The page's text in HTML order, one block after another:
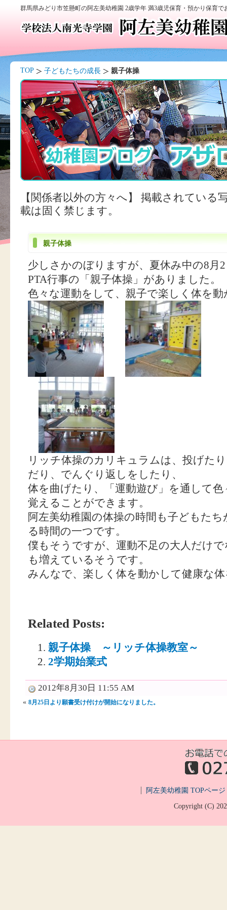
群馬県みどり市笠懸町の阿左美幼稚園 2歳学年 満3歳児保育・預かり保育
TOP 子どもたちの成長 親子体操
【関係者以外の方々へ】 掲載されている
載は固く禁じます。
親子体操
少しさかのぼりますが、夏休み中の8月
PTA行事の「親子体操」がありました。
色々な運動をして、親子で楽しく体を
リッチ体操のカリキュラムは、投げた
だり、でんぐり返しをしたり、
体を曲げたり、「運動遊び」を通して
覚えることができます。
阿左美幼稚園の体操の時間も子どもた
る時間の一つです。
僕もそうですが、運動不足の大人だけ
も増えているそうです。
みんなで、楽しく体を動かして健康な
Related Posts:
親子体操 ～リッチ体操教室～
2学期始業式
2012年8月30日 11:55 AM
« 8月25日より願書受け付けが開始になりました。
阿左美幼稚園 TOPページ
Copyright (C)